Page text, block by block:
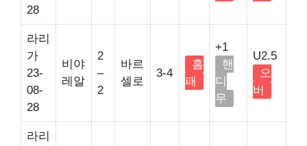
28
라리
가
23-
08-
28
비야
레알
2
–
2
바르
셀로
3-4
홈
패
+1
핸
디
무
U2.5
오
버
라리